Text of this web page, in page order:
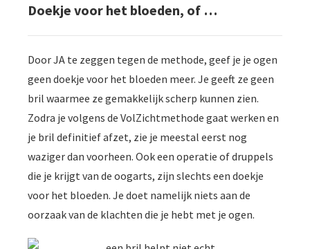
Doekje voor het bloeden, of …
Door JA te zeggen tegen de methode, geef je je ogen
geen doekje voor het bloeden meer. Je geeft ze geen
bril waarmee ze gemakkelijk scherp kunnen zien.
Zodra je volgens de VolZichtmethode gaat werken en
je bril definitief afzet, zie je meestal eerst nog
waziger dan voorheen. Ook een operatie of druppels
die je krijgt van de oogarts, zijn slechts een doekje
voor het bloeden. Je doet namelijk niets aan de
oorzaak van de klachten die je hebt met je ogen.